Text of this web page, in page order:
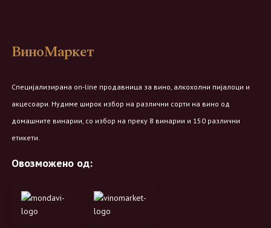
ВиноМаркет
Специјализирана on-line продавница за вино, алкохолни пијалоци и
акцесоари. Нудиме широк избор на различни сорти на вино од
домашните винарии, со избор на преку 8 винарии и 150 различни
етикети.
Овозможено од: